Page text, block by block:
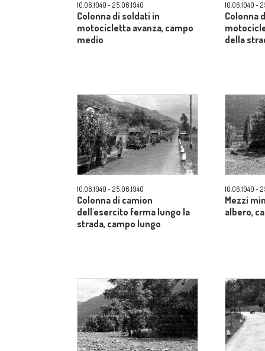
10.06.1940 - 25.06.1940
Colonna di soldati in
motocicletta avanza, campo
medio
10.06.1940 -
Colonna
della
10.06.1940 - 25.06.1940
Colonna di camion
dell'esercito ferma lungo la
strada, campo lungo
10.06.1940 -
Mezzi
albero,